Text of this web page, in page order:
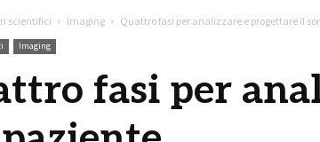
scientifici Imaging Quattro fasi per analizzare e progettare il
Imaging
fasi per